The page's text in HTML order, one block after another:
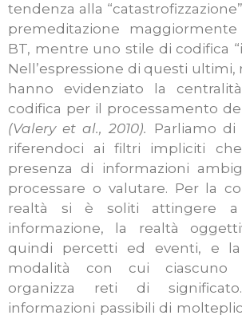
tendenza alla
premeditazione
BT, mentre uno stile di codifica
Nell’espressione di questi
hanno evidenziato la
codifica per il processamento
(Valery et al., 2010). Parliamo di
riferendoci ai filtri impliciti
presenza di informazioni
processare o valutare. Per la
realtà si è soliti attingere
informazione, la realtà
quindi percetti ed eventi, e
modalità con cui ciascuno
organizza reti di significato.
informazioni passibili di